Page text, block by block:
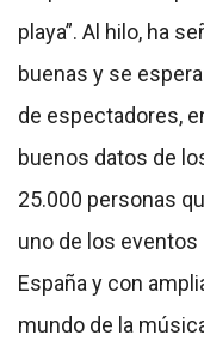
playa”. Al hilo, ha
buenas y se
de espectadores,
buenos datos de
25.000 personas
uno de los
España y con
mundo de la